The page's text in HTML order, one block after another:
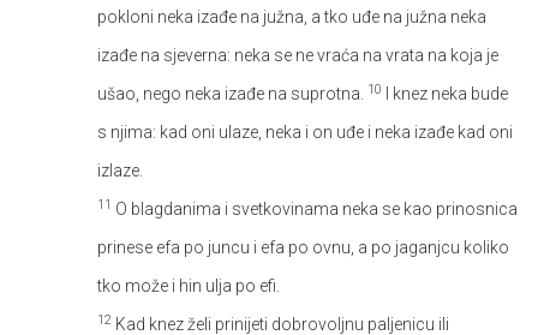
pokloni neka izađe na južna, a tko uđe na južna neka
izađe na sjeverna: neka se ne vraća na vrata na koja je
ušao, nego neka izađe na suprotna.
10
I knez neka bude
s njima: kad oni ulaze, neka i on uđe i neka izađe kad oni
izlaze.
11 O blagdanima i svetkovinama neka se kao prinosnica
prinese efa po juncu i efa po ovnu, a po jaganjcu koliko
tko može i hin ulja po efi.
12 Kad knez želi prinijeti dobrovoljnu paljenicu ili